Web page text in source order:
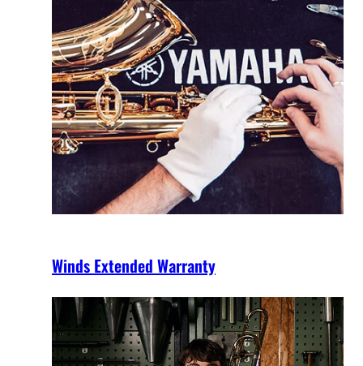
Winds Extended Warranty